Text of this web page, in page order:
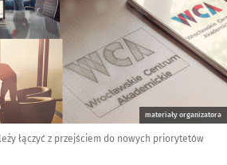
materiały organizatora
łączyć z przejściem do nowych priorytetów